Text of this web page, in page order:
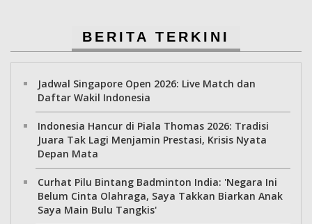
BERITA TERKINI
Jadwal Singapore Open 2026: Live Match dan
Daftar Wakil Indonesia
Indonesia Hancur di Piala Thomas 2026: Tradisi
Juara Tak Lagi Menjamin Prestasi, Krisis Nyata
Depan Mata
Curhat Pilu Bintang Badminton India: 'Negara Ini
Belum Cinta Olahraga, Saya Takkan Biarkan Anak
Saya Main Bulu Tangkis'